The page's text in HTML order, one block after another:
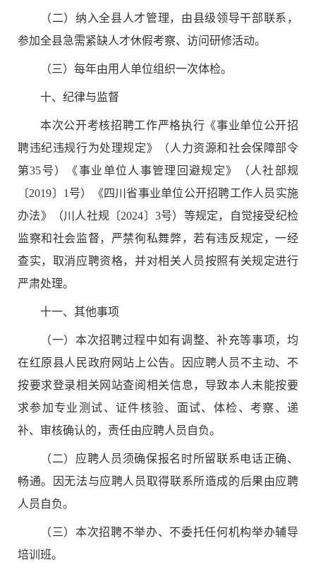
（二）纳入全县人才管理，由县级领导干部联系，
参加全县急需紧缺人才休假考察、访问研修活动。
（三）每年由用人单位组织一次体检。
十、纪律与监督
本次公开考核招聘工作严格执行《事业单位公开招
聘违纪违规行为处理规定》（人力资源和社会保障部令
第35号）《事业单位人事管理回避规定》（人社部规
〔2019〕 1 号）《四川省事业单位公开招聘工作人员实施
办法》（川人社规〔2024〕 3号）等规定，自觉接受纪检
监察和社会监督，严禁徇私舞弊，若有违反规定，一经
查实，取消应聘资格，并对相关人员按照有关规定进行
严肃处理。
十一、其他事项
（一）本次招聘过程中如有调整、补充等事项，均
在红原县人民政府网站上公告。因应聘人员不主动、不
按要求登录相关网站查阅相关信息，导致本人未能按要
求参加专业测试、 证件核验、面试、体检、考察、递
补、审核确认的，责任由应聘人员自负。
（二）应聘人员须确保报名时所留联系电话正确、
畅通。因无法与应聘人员取得联系所造成的后果由应聘
人员自负。
（三） 本次招聘不举办、不委托任何机构举办辅导
培训班。